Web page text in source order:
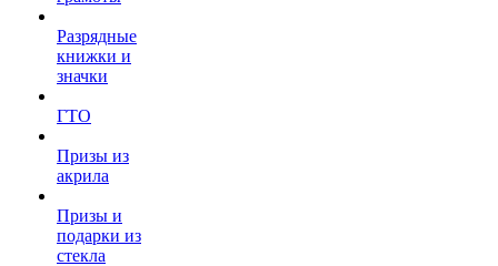
Разрядные
книжки и
значки
ГТО
Призы из
акрила
Призы и
подарки из
стекла